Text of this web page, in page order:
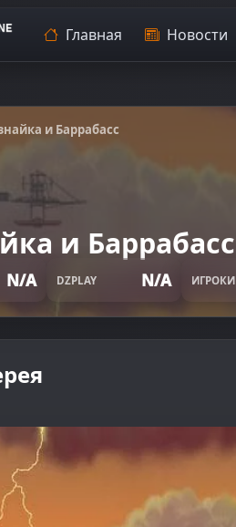
Главная Новости
и Баррабасс
и Баррабасс
N/A DZPLAY N/A ИГРОКИ